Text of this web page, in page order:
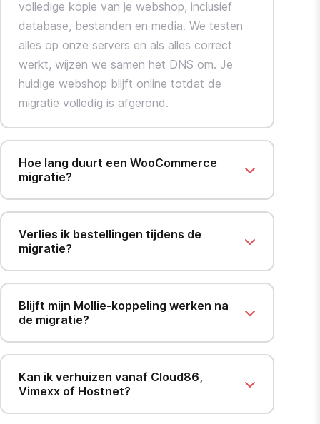
volledige kopie van je webshop, inclusief
database, bestanden en media. We testen
alles op onze servers en als alles correct
werkt, wijzen we samen het DNS om. Je
huidige webshop blijft online totdat de
migratie volledig is afgerond.
Hoe lang duurt een WooCommerce
migratie?
Verlies ik bestellingen tijdens de
migratie?
Blijft mijn Mollie-koppeling werken na
de migratie?
Kan ik verhuizen vanaf Cloud86,
Vimexx of Hostnet?